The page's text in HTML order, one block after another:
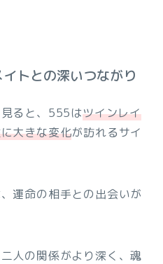
トとの深いつながり
ると、555はツインレイ
大きな変化が訪れるサイ
運命の相手との出会いが
人の関係がより深く、魂